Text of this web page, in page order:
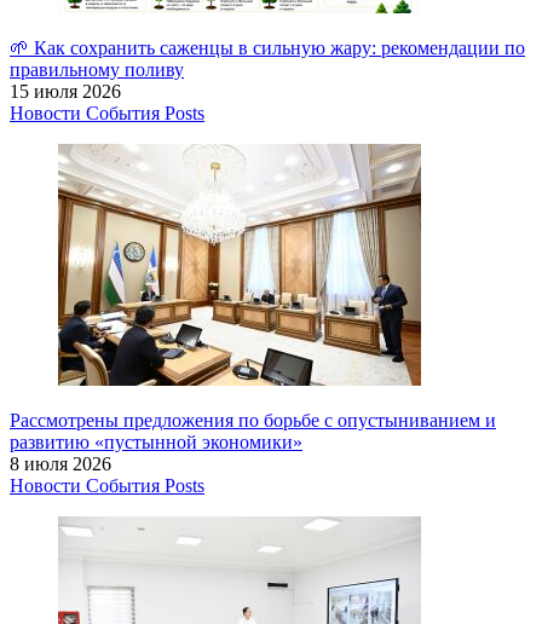
🌱 Как сохранить саженцы в сильную жару: рекомендации по
правильному поливу
15 июля 2026
Новости События Posts
Рассмотрены предложения по борьбе с опустыниванием и
развитию «пустынной экономики»
8 июля 2026
Новости События Posts